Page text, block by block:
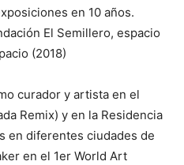
en 10 años.
El Semillero, espacio
(2018)
curador y artista en el
Remix) y en la Residencia
en diferentes ciudades de
en el 1er World Art